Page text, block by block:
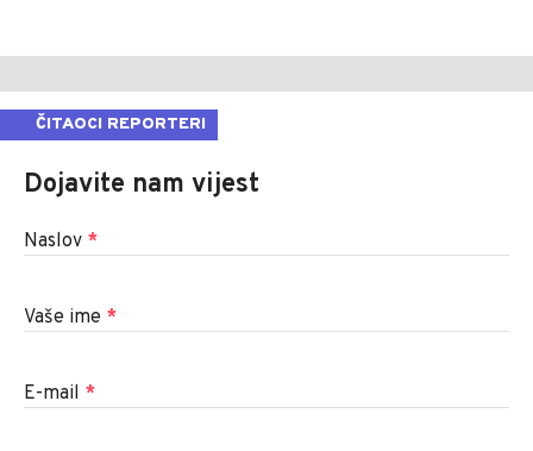
ČITAOCI REPORTERI
Dojavite nam vijest
Naslov *
Vaše ime *
E-mail *